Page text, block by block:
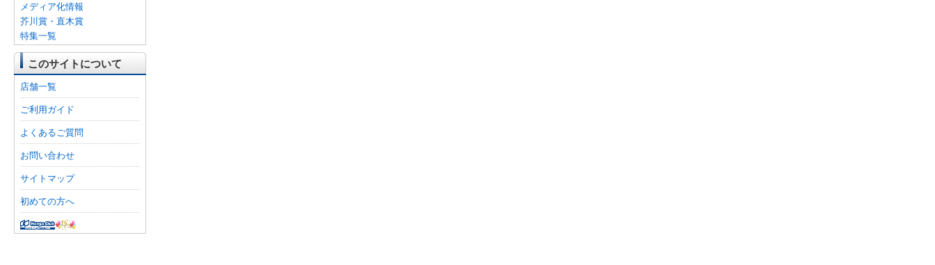
メディア化情報
芥川賞・直木賞
特集一覧
このサイトについて
店舗一覧
ご利用ガイド
よくあるご質問
お問い合わせ
サイトマップ
初めての方へ